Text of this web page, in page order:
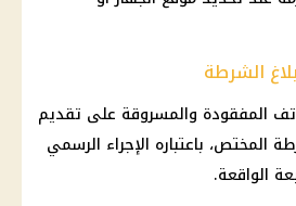
الشرطة
المفقودة والمسروقة على تقديم
المختص، باعتباره الإجراء الرسمي
الواقعة.